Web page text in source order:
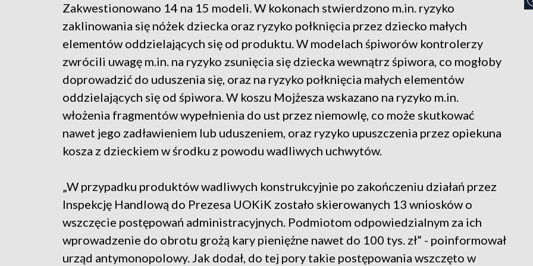
Zakwestionowano 14 na 15 modeli. W kokonach stwierdzono m.in. ryzyko
zaklinowania się nóżek dziecka oraz ryzyko połknięcia przez dziecko małych
elementów oddzielających się od produktu. W modelach śpiworów kontrolerzy
zwrócili uwagę m.in. na ryzyko zsunięcia się dziecka wewnątrz śpiwora, co mogłoby
doprowadzić do uduszenia się, oraz na ryzyko połknięcia małych elementów
oddzielających się od śpiwora. W koszu Mojżesza wskazano na ryzyko m.in.
włożenia fragmentów wypełnienia do ust przez niemowlę, co może skutkować
nawet jego zadławieniem lub uduszeniem, oraz ryzyko upuszczenia przez opiekuna
kosza z dzieckiem w środku z powodu wadliwych uchwytów.
„W przypadku produktów wadliwych konstrukcyjnie po zakończeniu działań przez
Inspekcję Handlową do Prezesa UOKiK zostało skierowanych 13 wniosków o
wszczęcie postępowań administracyjnych. Podmiotom odpowiedzialnym za ich
wprowadzenie do obrotu grożą kary pieniężne nawet do 100 tys. zł” - poinformował
urząd antymonopolowy. Jak dodał, do tej pory takie postępowania wszczęto w